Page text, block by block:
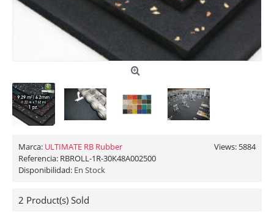
Views: 5884
Marca: ULTIMATE RB Rubber
Referencia: RBROLL-1R-30K48A002500
Disponibilidad: En Stock
2 Product(s) Sold